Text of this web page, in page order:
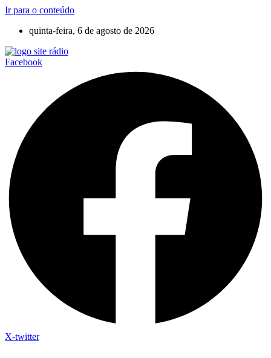
Ir para o conteúdo
quinta-feira, 6 de agosto de 2026
Facebook
X-twitter